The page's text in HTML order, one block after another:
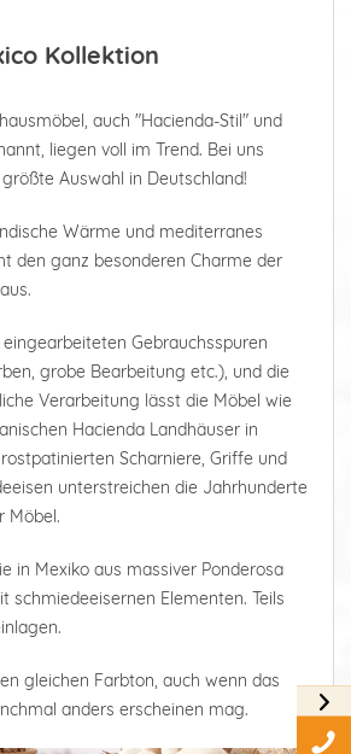
Kollektion
auch "Hacienda-Stil" und
liegen voll im Trend. Bei uns
Auswahl in Deutschland!
Wärme und mediterranes
den ganz besonderen Charme der
Gebrauchsspuren
grobe Bearbeitung etc.), und die
Verarbeitung lässt die Möbel wie
Hacienda Landhäuser in
Scharniere, Griffe und
unterstreichen die Jahrhunderte
Möbel.
in Mexiko aus massiver Ponderosa
schmiedeeisernen Elementen. Teils
gleichen Farbton, auch wenn das
anders erscheinen mag.